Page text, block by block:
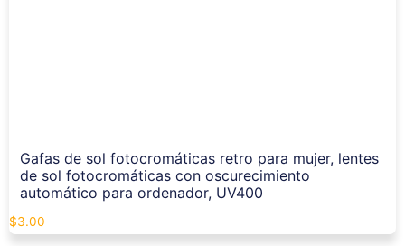
Gafas de sol fotocromáticas retro para mujer, lentes
de sol fotocromáticas con oscurecimiento
automático para ordenador, UV400
$3.00